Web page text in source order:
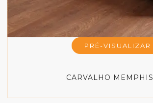
PRÉ-VISUALIZAR
CARVALHO MEMPHIS